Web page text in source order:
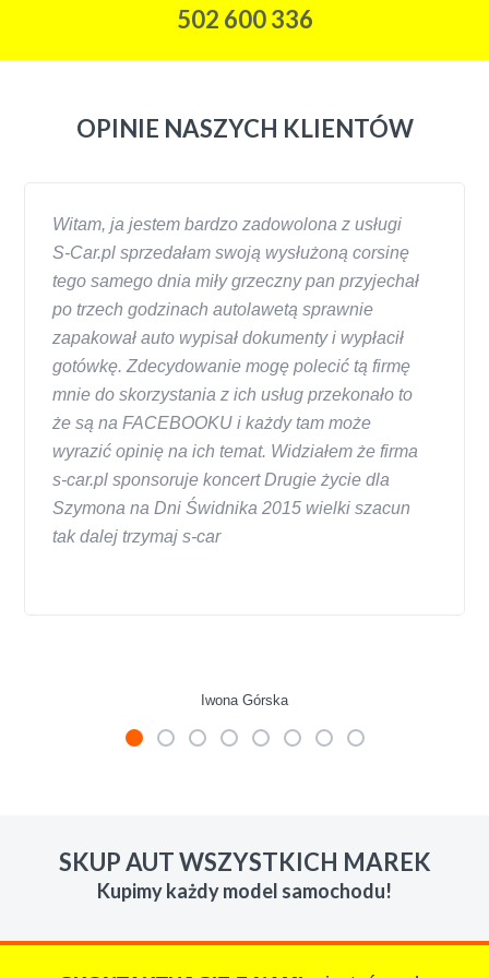
502 600 336
OPINIE NASZYCH KLIENTÓW
Witam, ja jestem bardzo zadowolona z usługi
S-Car.pl sprzedałam swoją wysłużoną corsinę
tego samego dnia miły grzeczny pan przyjechał
po trzech godzinach autolawetą sprawnie
zapakował auto wypisał dokumenty i wypłacił
gotówkę. Zdecydowanie mogę polecić tą firmę
mnie do skorzystania z ich usług przekonało to
że są na FACEBOOKU i każdy tam może
wyrazić opinię na ich temat. Widziałem że firma
s-car.pl sponsoruje koncert Drugie życie dla
Szymona na Dni Świdnika 2015 wielki szacun
tak dalej trzymaj s-car
Iwona Górska
roznym stanie i roznym wieku, za kazdym
razem z laweta ten sam przesympatyczny,
czlowiek. Doradzil telefonicznie, zaproponowal
SKUP AUT WSZYSTKICH MAREK
Kupimy każdy model samochodu!